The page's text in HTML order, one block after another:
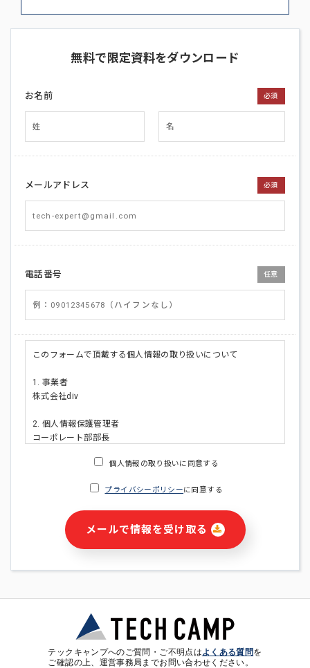
無料で限定資料をダウンロード
お名前 必須
メールアドレス 必須
電話番号 任意
このフォームで頂戴する個人情報の取り扱いについて
1. 事業者
株式会社div
2. 個人情報保護管理者
コーポレート部部長
・ご請求された資料の送付のため
・本サービス及び本サービスに関連する情報(当社及び第三者の
サービス又は商品等の広告配信・宣伝を含みますが、それらに
・個人(法人の場合は担当者)を識別できない形式に加工した統
計情報の作成および利用
※上記の利用目的に基づいた本人への連絡及び配信について
個人情報の取り扱いに同意する
プライバシーポリシーに同意する
メールで情報を受け取る
テックキャンプへのご質問・ご不明点はよくある質問を
ご確認の上、運営事務局までお問い合わせください。